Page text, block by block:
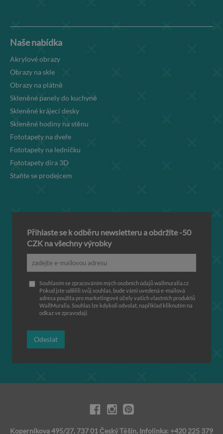
Naše nabídka
Akrylové obrazy
Obrazy na skle
Obrazy na plátně
Skleněné panely do kuchyně
Skleněné krájecí desky
Skleněné hodiny na stěnu
Fototapety na dveře
Fototapety na ledničku
Fototapety díra 3D
Staňte se prodejcem
Přihlaste se k odběru newsletteru a obdržíte -50
CZK na všechny výrobky
Souhlasím se zpracováním mých osobních údajů wallmuralia.cz
Pokud jste udělili svůj souhlas, bude vámi uvedená e-mailová
adresa použita pro marketingové účely vašich vlastních produktů
WallMuralia. Souhlas lze kdykoli odvolat, například kliknutím na
odkaz ve zpravodaji.
Odeslat
Koperníkova 495/27, 737 01 Český Těšín, Infolinka: +420 225 379